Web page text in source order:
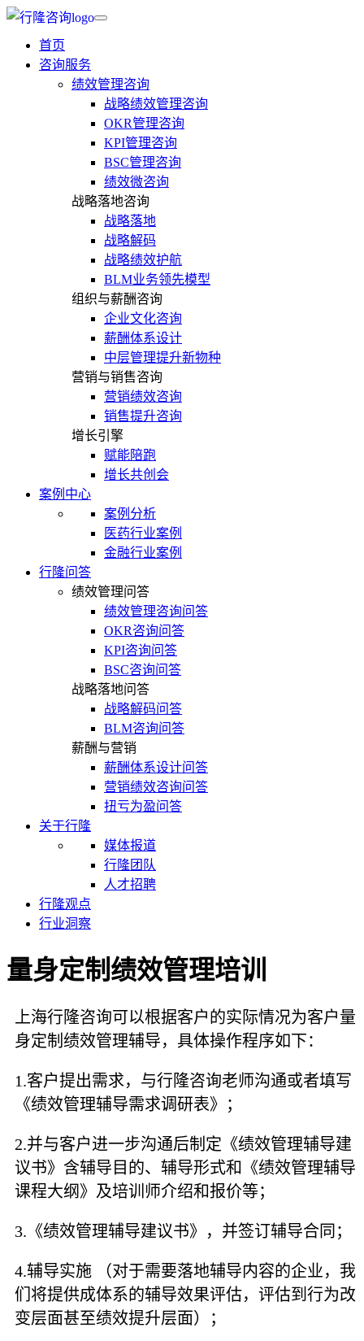
首页
咨询服务
绩效管理咨询
战略绩效管理咨询
OKR管理咨询
KPI管理咨询
BSC管理咨询
绩效微咨询
战略落地咨询
战略落地
战略解码
战略绩效护航
BLM业务领先模型
组织与薪酬咨询
企业文化咨询
薪酬体系设计
中层管理提升新物种
营销与销售咨询
营销绩效咨询
销售提升咨询
增长引擎
赋能陪跑
增长共创会
案例中心
案例分析
医药行业案例
金融行业案例
行隆问答
绩效管理问答
绩效管理咨询问答
OKR咨询问答
KPI咨询问答
BSC咨询问答
战略落地问答
战略解码问答
BLM咨询问答
薪酬与营销
薪酬体系设计问答
营销绩效咨询问答
扭亏为盈问答
关于行隆
媒体报道
行隆团队
人才招聘
行隆观点
行业洞察
量身定制绩效管理培训
上海行隆咨询可以根据客户的实际情况为客户量
身定制绩效管理辅导，具体操作程序如下：
1.客户提出需求，与行隆咨询老师沟通或者填写
《绩效管理辅导需求调研表》；
2.并与客户进一步沟通后制定《绩效管理辅导建
议书》含辅导目的、辅导形式和《绩效管理辅导
课程大纲》及培训师介绍和报价等；
3.《绩效管理辅导建议书》，并签订辅导合同；
4.辅导实施 （对于需要落地辅导内容的企业，我
们将提供成体系的辅导效果评估，评估到行为改
变层面甚至绩效提升层面）；